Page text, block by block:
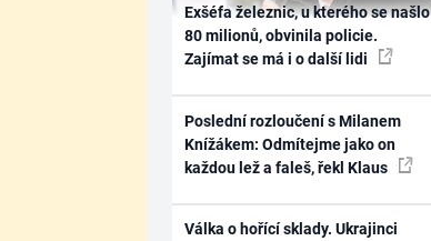
Exšéfa železnic, u kterého se našlo
80 milionů, obvinila policie.
Zajímat se má i o další lidi
Poslední rozloučení s Milanem
Knížákem: Odmítejme jako on
každou lež a faleš, řekl Klaus
Válka o hořící sklady. Ukrajinci